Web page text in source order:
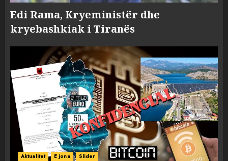
Edi Rama, Kryeministër dhe
kryebashkiak i Tiranës
Aktualitet E jona Slider